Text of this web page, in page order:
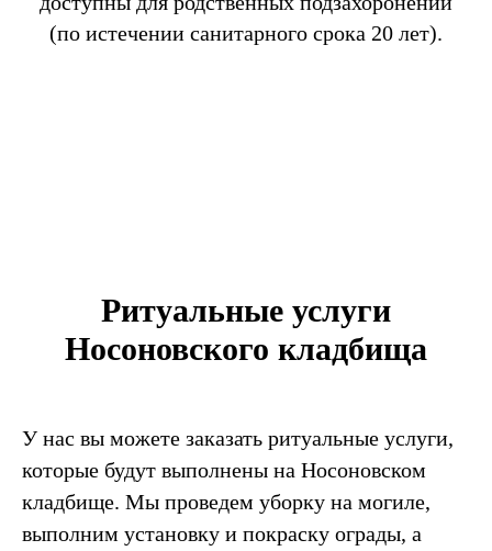
(по истечении санитарного срока 20 лет).
Ритуальные услуги
Носоновского кладбища
У нас вы можете заказать ритуальные услуги,
которые будут выполнены на Носоновском
кладбище. Мы проведем уборку на могиле,
выполним установку и покраску ограды, а